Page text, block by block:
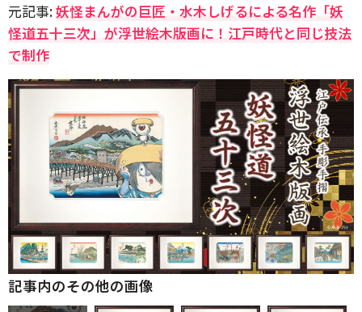
元記事:妖怪まんがの巨匠・水木しげるによる名作「妖
怪道五十三次」が浮世絵木版画に！江戸時代と同じ技法
で制作
記事内のその他の画像